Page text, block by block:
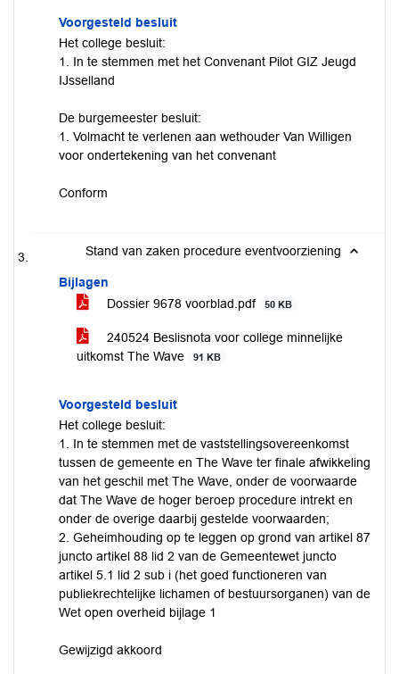
Voorgesteld besluit
Het college besluit:
1. In te stemmen met het Convenant Pilot GIZ Jeugd
IJsselland
De burgemeester besluit:
1. Volmacht te verlenen aan wethouder Van Willigen
voor ondertekening van het convenant
Conform
Stand van zaken procedure eventvoorziening
Bijlagen
Dossier 9678 voorblad.pdf
50 KB
240524 Beslisnota voor college minnelijke
uitkomst The Wave
91 KB
Voorgesteld besluit
Het college besluit:
1. In te stemmen met de vaststellingsovereenkomst
tussen de gemeente en The Wave ter finale afwikkeling
van het geschil met The Wave, onder de voorwaarde
dat The Wave de hoger beroep procedure intrekt en
onder de overige daarbij gestelde voorwaarden;
2. Geheimhouding op te leggen op grond van artikel 87
juncto artikel 88 lid 2 van de Gemeentewet juncto
artikel 5.1 lid 2 sub i (het goed functioneren van
publiekrechtelijke lichamen of bestuursorganen) van de
Wet open overheid bijlage 1
Gewijzigd akkoord